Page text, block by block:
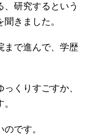
研究するという
きました。
まで進んで、学歴
くりすごすか、
です。